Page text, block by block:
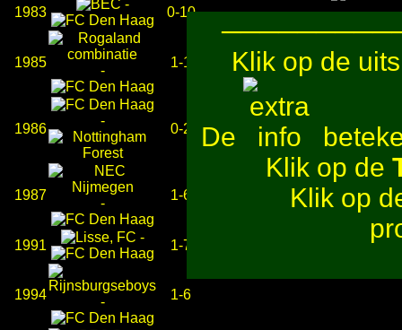
1983
-
0-10
1985
-
1-1
1986
-
0-2
1987
-
1-6
1991
-
1-7
1994 - 1-6
Klik op de
De
Klik op de
Klik op